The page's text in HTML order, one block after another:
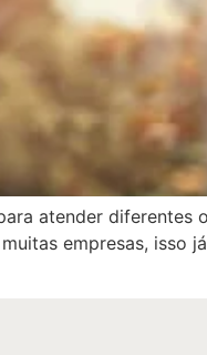
atender diferentes
empresas, isso